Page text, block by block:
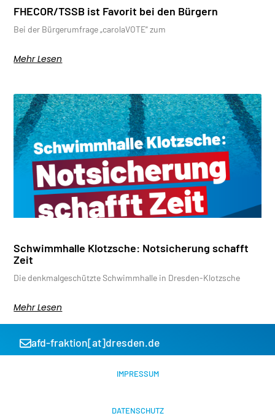
FHECOR/TSSB ist Favorit bei den Bürgern
Bei der Bürgerumfrage „carolaVOTE“ zum
Mehr Lesen
Schwimmhalle Klotzsche: Notsicherung schafft
Zeit
Die denkmalgeschützte Schwimmhalle in Dresden-Klotzsche
Mehr Lesen
IMPRESSUM
DATENSCHUTZ
afd-fraktion[at]dresden.de